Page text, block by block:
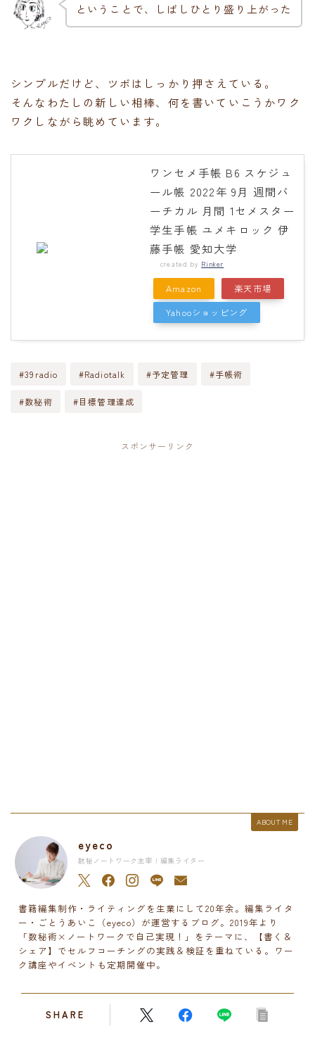
ということで、しばしひとり盛り上がった
シンプルだけど、ツボはしっかり押さえている。
そんなわたしの新しい相棒、何を書いていこうかワク
ワクしながら眺めています。
ワンセメ手帳 B6 スケジュ
ール帳 2022年 9月 週間バ
ーチカル 月間 1セメスター
学生手帳 ユメキロック 伊
藤手帳 愛知大学
created by Rinker
Amazon
楽天市場
Yahooショッピング
#39radio #Radiotalk #予定管理 #手帳術
#数秘術 #目標管理達成
スポンサーリンク
ABOUT ME
eyeco
数秘ノートワーク主宰 | 編集ライター
書籍編集制作・ライティングを生業にして20年余。編集ライタ
ー・ごとうあいこ（eyeco）が運営するブログ。2019年より
「数秘術×ノートワークで自己実現！」をテーマに、【書く＆
シェア】でセルフコーチングの実践＆検証を重ねている。ワー
ク講座やイベントも定期開催中。
SHARE